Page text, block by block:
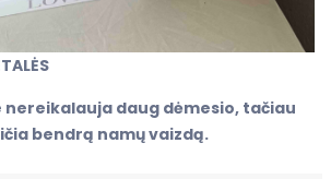
nereikalauja daug dėmesio, tačiau
bendrą namų vaizdą.